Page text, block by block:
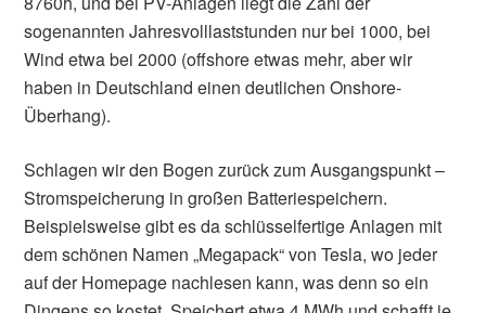
sogenannten Jahresvolllaststunden nur bei 1000, bei
Wind etwa bei 2000 (offshore etwas mehr, aber wir
haben in Deutschland einen deutlichen Onshore-
Überhang).
Schlagen wir den Bogen zurück zum Ausgangspunkt –
Stromspeicherung in großen Batteriespeichern.
Beispielsweise gibt es da schlüsselfertige Anlagen mit
dem schönen Namen „Megapack“ von Tesla, wo jeder
auf der Homepage nachlesen kann, was denn so ein